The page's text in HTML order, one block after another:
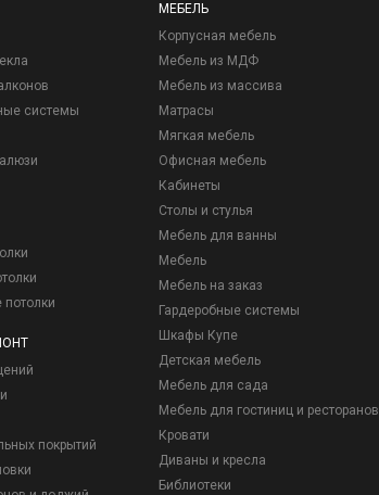
системы
покрытий
МЕБЕЛЬ
Корпусная мебель
Мебель из МДФ
Мебель из массива
Матрасы
Мягкая мебель
Офисная мебель
Кабинеты
Столы и стулья
Мебель для ванны
Мебель
Мебель на заказ
Гардеробные системы
Шкафы Купе
Детская мебель
Мебель для сада
Мебель для гостиниц и ресторанов
Кровати
Диваны и кресла
Библиотеки